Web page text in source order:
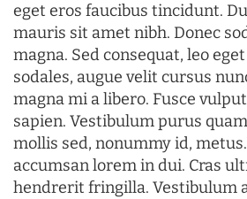
eget eros faucibus tincidunt.
mauris sit amet nibh. Donec
magna. Sed consequat, leo
sodales, augue velit cursus
magna mi a libero. Fusce
sapien. Vestibulum purus
mollis sed, nonummy id,
accumsan lorem in dui. Cras
hendrerit fringilla. Vestibulum